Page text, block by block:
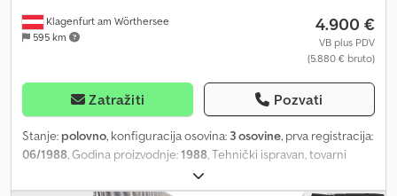
Klagenfurt am Wörthersee
595 km
4.900 €
VB plus PDV
(5.880 € bruto)
Zatražiti Pozvati
Stanje: polovno, konfiguracija osovina: 3 osovine, prva registracija:
06/1988, Godina proizvodnje:1988, Tehnički ispravan, tovarni
prostor 6,20 m Dedpfx Aepuhpwei Rjck